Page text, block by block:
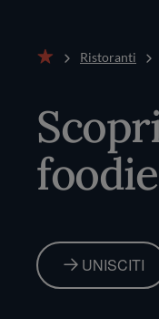
Ristoranti
UNISCITI